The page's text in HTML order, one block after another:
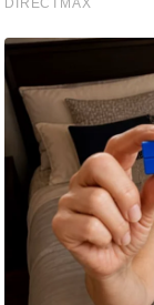
इ
ल
क्नॉ
लॉ
जी
ब्यू
टी